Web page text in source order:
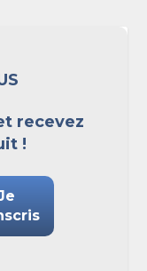
recevez
!